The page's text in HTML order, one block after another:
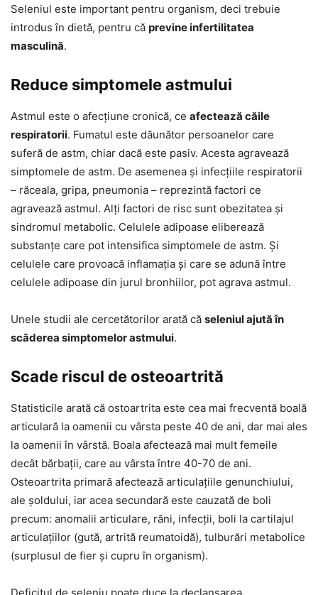
Seleniul este important pentru organism, deci trebuie
introdus în dietă, pentru că previne infertilitatea
masculină.
Reduce simptomele astmului
Astmul este o afecțiune cronică, ce afectează căile
respiratorii. Fumatul este dăunător persoanelor care
suferă de astm, chiar dacă este pasiv. Acesta agravează
simptomele de astm. De asemenea și infecțiile respiratorii
– răceala, gripa, pneumonia – reprezintă factori ce
agravează astmul. Alți factori de risc sunt obezitatea și
sindromul metabolic. Celulele adipoase eliberează
substanțe care pot intensifica simptomele de astm. Și
celulele care provoacă inflamația și care se adună între
celulele adipoase din jurul bronhiilor, pot agrava astmul.
Unele studii ale cercetătorilor arată că seleniul ajută în
scăderea simptomelor astmului.
Scade riscul de osteoartrită
Statisticile arată că ostoartrita este cea mai frecventă boală
articulară la oamenii cu vârsta peste 40 de ani, dar mai ales
la oamenii în vârstă. Boala afectează mai mult femeile
decât bărbații, care au vârsta între 40-70 de ani.
Osteoartrita primară afectează articulațiile genunchiului,
ale șoldului, iar acea secundară este cauzată de boli
precum: anomalii articulare, răni, infecții, boli la cartilajul
articulațiilor (gută, artrită reumatoidă), tulburări metabolice
(surplusul de fier și cupru în organism).